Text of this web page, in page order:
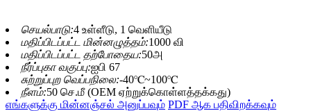
செயல்பாடு:4 உள்ளீடு, 1 வெளியீடு
மதிப்பிடப்பட்ட மின்னழுத்தம்:1000 வி
மதிப்பிடப்பட்ட தற்போதைய:50அ
நீர்ப்புகா வகுப்பு:ஐபி 67
சுற்றுப்புற வெப்பநிலை:-40℃~100℃
நீளம்:50 செ.மீ (OEM ஏற்றுக்கொள்ளத்தக்கது)
எங்களுக்கு மின்னஞ்சல் அனுப்பவும் PDF ஆக பதிவிறக்கவும்